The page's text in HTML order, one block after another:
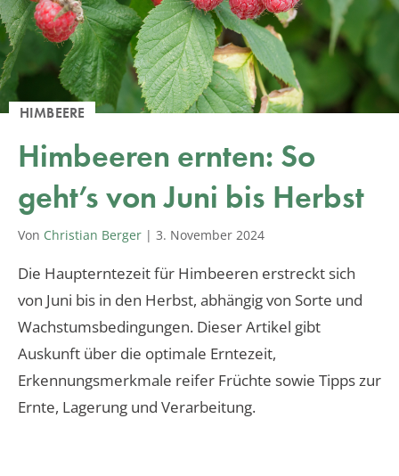
HIMBEERE
Himbeeren ernten: So
geht’s von Juni bis Herbst
Von Christian Berger | 3. November 2024
Die Haupterntezeit für Himbeeren erstreckt sich
von Juni bis in den Herbst, abhängig von Sorte und
Wachstumsbedingungen. Dieser Artikel gibt
Auskunft über die optimale Erntezeit,
Erkennungsmerkmale reifer Früchte sowie Tipps zur
Ernte, Lagerung und Verarbeitung.